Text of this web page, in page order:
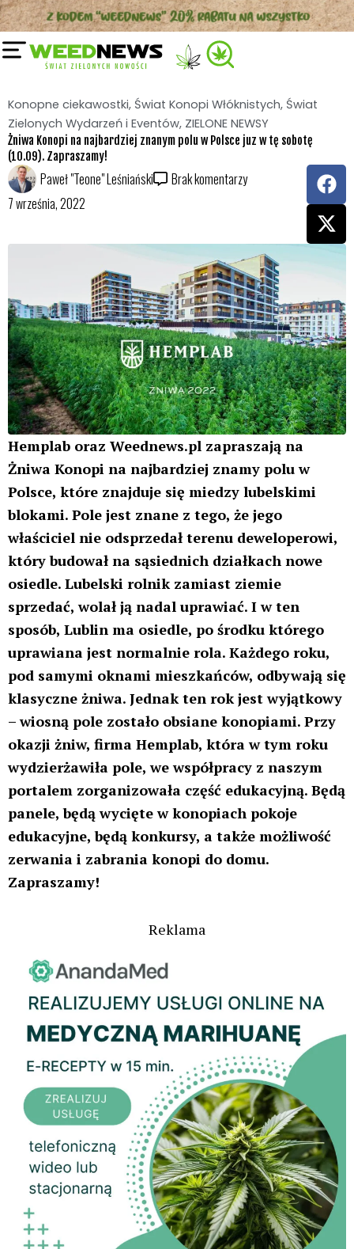
Przejdź
do
treści
Konopne ciekawostki, Świat Konopi Włóknistych, Świat
Zielonych Wydarzeń i Eventów, ZIELONE NEWSY
Żniwa Konopi na najbardziej znanym polu w Polsce juz w tę sobotę
(10.09). Zapraszamy!
Paweł "Teone" Leśniański
Brak komentarzy
7 września, 2022
F
a
c
e
b
o
k
X
-
t
w
i
t
e
r
Hemplab oraz Weednews.pl zapraszają na
Żniwa Konopi na najbardziej znamy polu w
Polsce, które znajduje się miedzy lubelskimi
blokami. Pole jest znane z tego, że jego
właściciel nie odsprzedał terenu deweloperowi,
który budował na sąsiednich działkach nowe
osiedle. Lubelski rolnik zamiast ziemie
sprzedać, wolał ją nadal uprawiać. I w ten
sposób, Lublin ma osiedle, po środku którego
uprawiana jest normalnie rola. Każdego roku,
pod samymi oknami mieszkańców, odbywają się
klasyczne żniwa. Jednak ten rok jest wyjątkowy
– wiosną pole zostało obsiane konopiami. Przy
okazji żniw, firma Hemplab, która w tym roku
wydzierżawiła pole, we współpracy z naszym
portalem zorganizowała część edukacyjną. Będą
panele, będą wycięte w konopiach pokoje
edukacyjne, będą konkursy, a także możliwość
zerwania i zabrania konopi do domu.
Zapraszamy!
Reklama